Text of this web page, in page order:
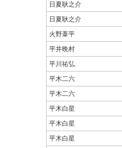
日夏耿之介
日夏耿之介
火野葦平
平井晩村
平川祐弘
平木二六
平木二六
平木白星
平木白星
平木白星